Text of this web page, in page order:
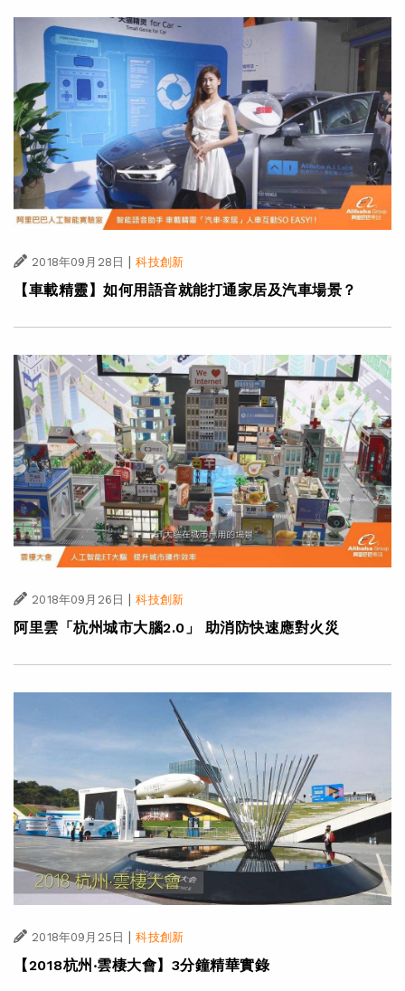
2018年09月28日 | 科技創新
【車載精靈】如何用語音就能打通家居及汽車場景？
2018年09月26日 | 科技創新
阿里雲「杭州城市大腦2.0」 助消防快速應對火災
2018年09月25日 | 科技創新
【2018杭州‧雲棲大會】3分鐘精華實錄